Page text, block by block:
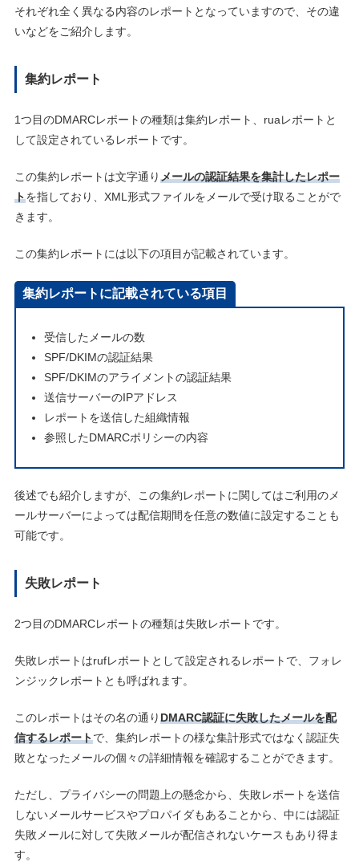
それぞれ全く異なる内容のレポートとなっていますので、その違
いなどをご紹介します。
集約レポート
1つ目のDMARCレポートの種類は集約レポート、ruaレポートと
して設定されているレポートです。
この集約レポートは文字通りメールの認証結果を集計したレポー
トを指しており、XML形式ファイルをメールで受け取ることがで
きます。
この集約レポートには以下の項目が記載されています。
集約レポートに記載されている項目
受信したメールの数
SPF/DKIMの認証結果
SPF/DKIMのアライメントの認証結果
送信サーバーのIPアドレス
レポートを送信した組織情報
参照したDMARCポリシーの内容
後述でも紹介しますが、この集約レポートに関してはご利用のメ
ールサーバーによっては配信期間を任意の数値に設定することも
可能です。
失敗レポート
2つ目のDMARCレポートの種類は失敗レポートです。
失敗レポートはrufレポートとして設定されるレポートで、フォレ
ンジックレポートとも呼ばれます。
このレポートはその名の通りDMARC認証に失敗したメールを配
信するレポートで、集約レポートの様な集計形式ではなく認証失
敗となったメールの個々の詳細情報を確認することができます。
ただし、プライバシーの問題上の懸念から、失敗レポートを送信
しないメールサービスやプロパイダもあることから、中には認証
失敗メールに対して失敗メールが配信されないケースもあり得ま
す。